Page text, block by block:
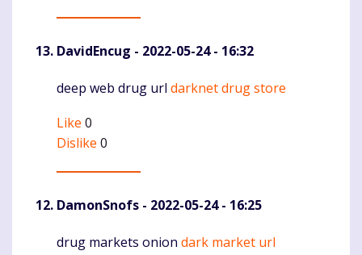
DavidEncug - 2022-05-24 - 16:32
Komentaras
deep web drug url darknet drug store
Like 0
Dislike 0
DamonSnofs - 2022-05-24 - 16:25
Komentaras
drug markets onion dark market url